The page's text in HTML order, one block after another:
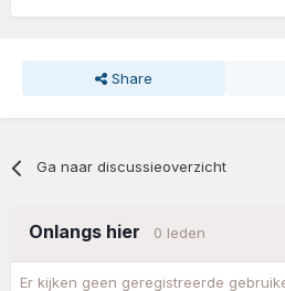
Share
Ga naar discussieoverzicht
Onlangs hier 0 leden
Er kijken geen geregistreerde